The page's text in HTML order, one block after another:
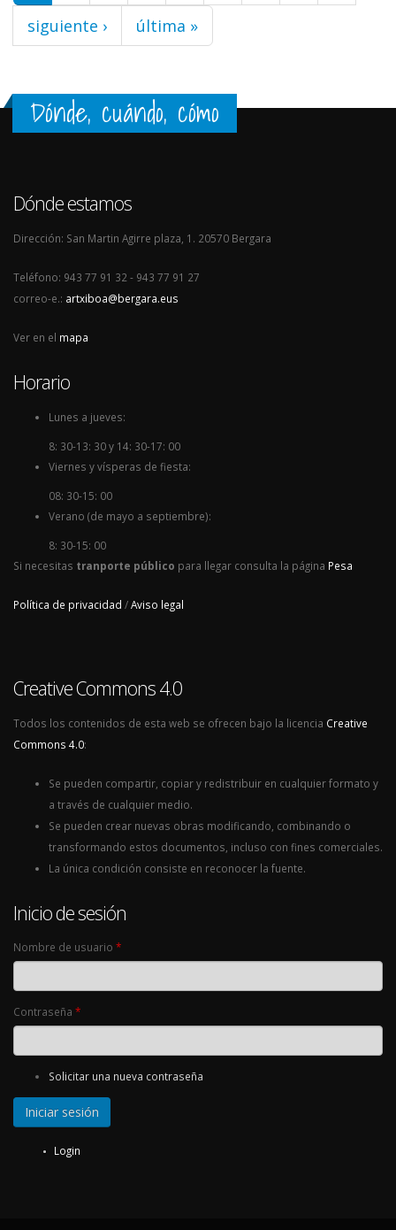
siguiente › última »
Dónde, cuándo, cómo
Dónde estamos
Dirección: San Martin Agirre plaza, 1. 20570 Bergara
Teléfono: 943 77 91 32 - 943 77 91 27
correo-e.: artxiboa@bergara.eus
Ver en el mapa
Horario
Lunes a jueves:
8: 30-13: 30 y 14: 30-17: 00
Viernes y vísperas de fiesta:
08: 30-15: 00
Verano (de mayo a septiembre):
8: 30-15: 00
Si necesitas tranporte público para llegar consulta la página Pesa
Política de privacidad /Aviso legal
Creative Commons 4.0
Todos los contenidos de esta web se ofrecen bajo la licencia Creative
Commons 4.0:
Se pueden compartir, copiar y redistribuir en cualquier formato y
a través de cualquier medio.
Se pueden crear nuevas obras modificando, combinando o
transformando estos documentos, incluso con fines comerciales.
La única condición consiste en reconocer la fuente.
Inicio de sesión
Nombre de usuario *
Contraseña *
Solicitar una nueva contraseña
Login